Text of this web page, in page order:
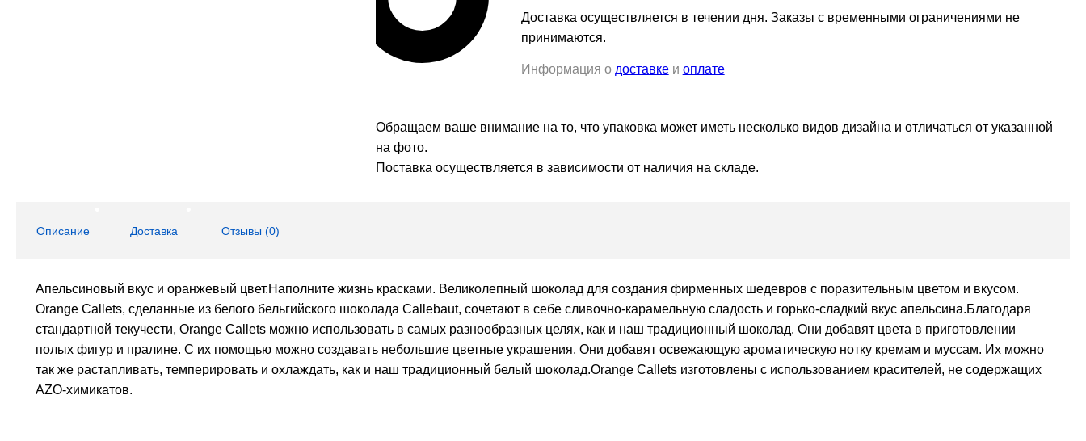
Доставка осуществляется в течении дня. Заказы с временными ограничениями не
принимаются.
Информация о доставкеи оплате
Обращаем ваше внимание на то, что упаковка может иметь несколько видов дизайна и отличаться от указанной
на фото.
Поставка осуществляется в зависимости от наличия на складе.
Описание Доставка Отзывы (0)
Апельсиновый вкус и оранжевый цвет.Наполните жизнь красками. Великолепный шоколад для создания фирменных шедевров с поразительным цветом и вкусом.
Orange Callets, сделанные из белого бельгийского шоколада Callebaut, сочетают в себе сливочно-карамельную сладость и горько-сладкий вкус апельсина.Благодаря
стандартной текучести, Orange Callets можно использовать в самых разнообразных целях, как и наш традиционный шоколад. Они добавят цвета в приготовлении
полых фигур и пралине. С их помощью можно создавать небольшие цветные украшения. Они добавят освежающую ароматическую нотку кремам и муссам. Их можно
так же растапливать, темперировать и охлаждать, как и наш традиционный белый шоколад.Orange Callets изготовлены с использованием красителей, не содержащих
AZO-химикатов.